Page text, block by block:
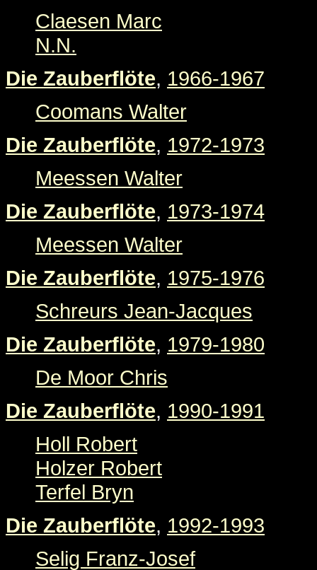
Claesen Marc
N.N.
Die Zauberflöte, 1966-1967
Coomans Walter
Die Zauberflöte, 1972-1973
Meessen Walter
Die Zauberflöte, 1973-1974
Meessen Walter
Die Zauberflöte, 1975-1976
Schreurs Jean-Jacques
Die Zauberflöte, 1979-1980
De Moor Chris
Die Zauberflöte, 1990-1991
Holl Robert
Holzer Robert
Terfel Bryn
Die Zauberflöte, 1992-1993
Selig Franz-Josef